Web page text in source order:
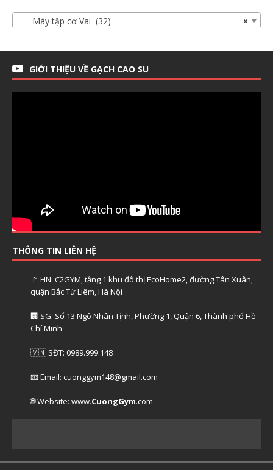
×
Máy tập cơ Vai (32)
GIỚI THIỆU VỀ GẠCH CAO SU
THÔNG TIN LIÊN HỆ
🚩 HN: C2GYM, tầng 1 khu đô thị EcoHome2, đường Tân Xuân,
quận Bắc Từ Liêm, Hà Nội
🏢 SG: Số 13 Ngô Nhân Tịnh, Phường 1, Quận 6, Thành phố Hồ
Chí Minh
🇻🇳 SĐT: 0989.999.148
📧 Email: cuonggym148@gmail.com
🌐 Website: www.CuongGym.com